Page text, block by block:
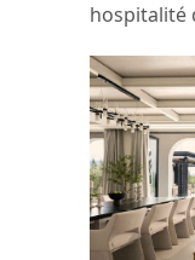
hospitalité